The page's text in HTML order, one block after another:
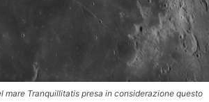
mare Tranquillitatis presa in considerazione questo